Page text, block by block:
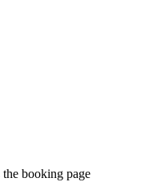
the booking page